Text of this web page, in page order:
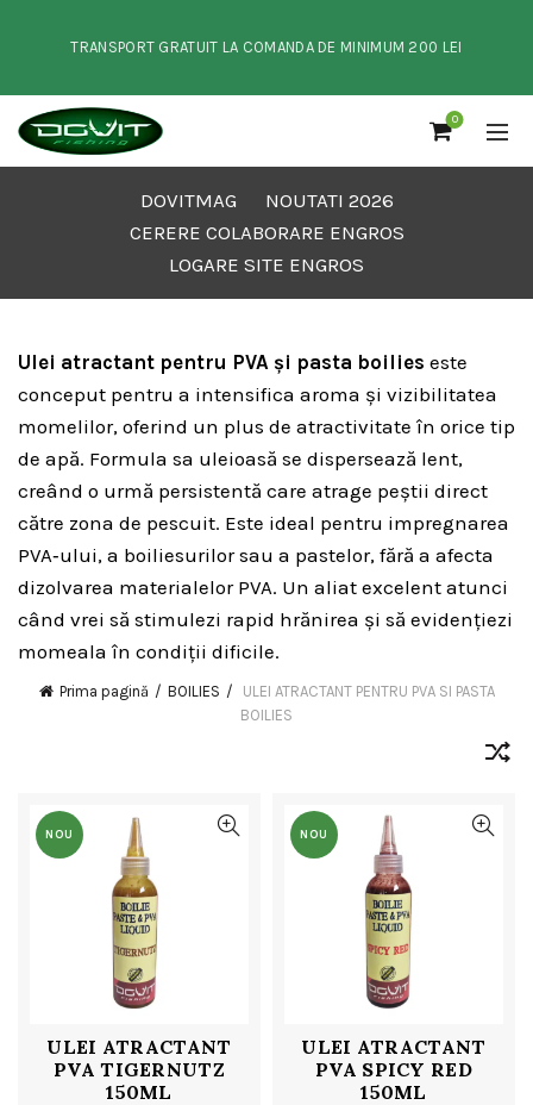
TRANSPORT GRATUIT LA COMANDA DE MINIMUM 200 LEI
0
DOVITMAG
NOUTATI 2026
CERERE COLABORARE ENGROS
LOGARE SITE ENGROS
Ulei atractant pentru PVA și pasta boilies este
conceput pentru a intensifica aroma și vizibilitatea
momelilor, oferind un plus de atractivitate în orice tip
de apă. Formula sa uleioasă se dispersează lent,
creând o urmă persistentă care atrage peștii direct
către zona de pescuit. Este ideal pentru impregnarea
PVA‑ului, a boiliesurilor sau a pastelor, fără a afecta
dizolvarea materialelor PVA. Un aliat excelent atunci
când vrei să stimulezi rapid hrănirea și să evidențiezi
momeala în condiții dificile.
Prima pagină BOILIES
ULEI ATRACTANT PENTRU PVA SI PASTA
BOILIES
NOU
ULEI ATRACTANT
PVA TIGERNUTZ
150ML
NOU
ULEI ATRACTANT
PVA SPICY RED
150ML